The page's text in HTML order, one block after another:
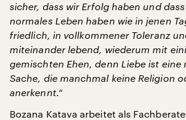
sicher, dass wir Erfolg haben und
normales Leben haben wie in jenen
friedlich, in vollkommener Toleranz
miteinander lebend, wiederum mit
gemischten Ehen, denn Liebe ist eine
Sache, die manchmal keine Religion
anerkennt.“
Bozana Katava arbeitet als